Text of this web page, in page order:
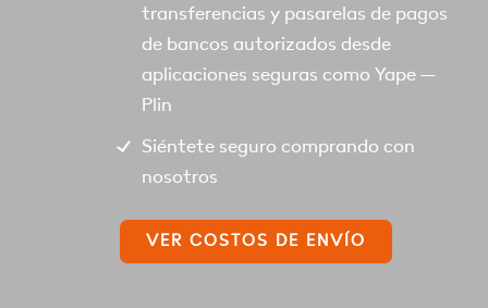
transferencias y pasarelas de pagos
de bancos autorizados desde
aplicaciones seguras como Yape –
Plin
Siéntete seguro comprando con
nosotros
VER COSTOS DE ENVÍO